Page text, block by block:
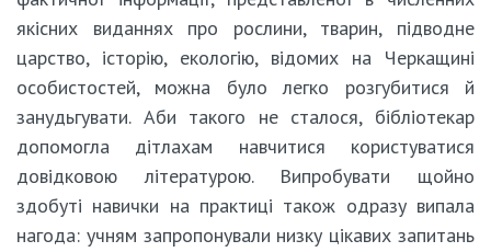
якісних виданнях про рослини, тварин, підводне
царство, історію, екологію, відомих на Черкащині
особистостей, можна було легко розгубитися й
занудьгувати. Аби такого не сталося, бібліотекар
допомогла дітлахам навчитися користуватися
довідковою літературою. Випробувати щойно
здобуті навички на практиці також одразу випала
нагода: учням запропонували низку цікавих запитань